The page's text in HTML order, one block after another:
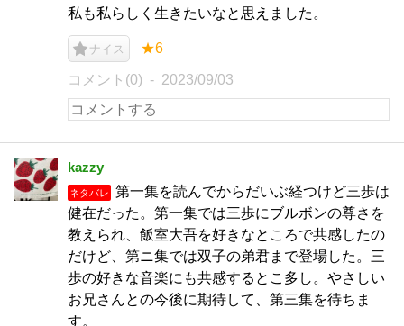
私も私らしく生きたいなと思えました。
ナイス ★6
コメント(0) 2023/09/03
kazzy
ネタバレ
第一集を読んでからだいぶ経つけど三歩は
健在だった。第一集では三歩にブルボンの尊さを
教えられ、飯室大吾を好きなところで共感したの
だけど、第ニ集では双子の弟君まで登場した。三
歩の好きな音楽にも共感するとこ多し。やさしい
お兄さんとの今後に期待して、第三集を待ちま
す。